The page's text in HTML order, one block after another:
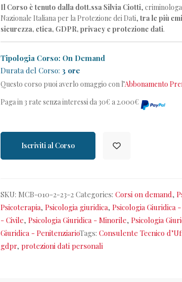
Il Corso è tenuto dalla dott.ssa Silvia Ciotti,
Nazionale Italiana per la Protezione dei Dati, tra le più
sicurezza, etica, GDPR, privacy e protezione dati.
Tipologia Corso: On Demand
Durata del Corso: 3 ore
Questo corso puoi averlo omaggio con l’Abbonamento
Paga in 3 rate senza interessi da 30€ a 2.000€
Iscriviti al Corso
SKU: MCB-010-2-23-2 Categories: Corsi on demand,
Psicoterapia, Psicologia giuridica, Psicologia Giuridica
- Civile, Psicologia Giuridica - Minorile, Psicologia
Giuridica - PenitenziarioTags: Consulente Tecnico
gdpr, protezioni dati personali